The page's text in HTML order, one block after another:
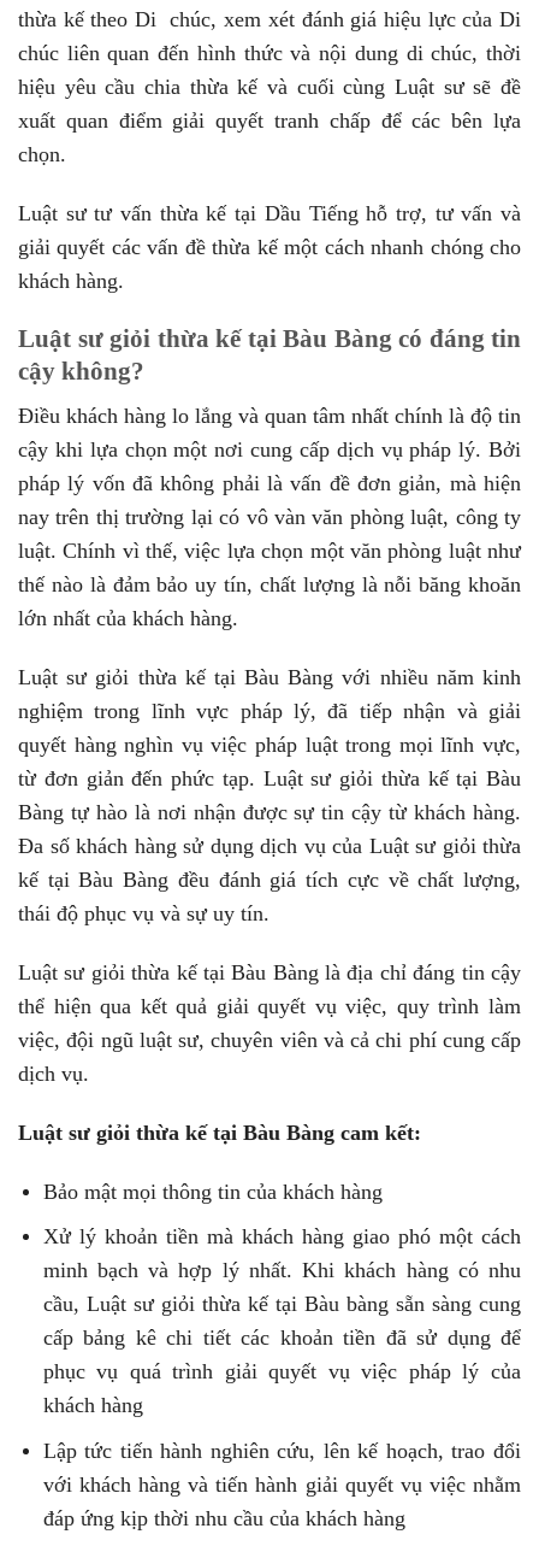
thừa kế theo Di chúc, xem xét đánh giá hiệu lực của Di
chúc liên quan đến hình thức và nội dung di chúc, thời
hiệu yêu cầu chia thừa kế và cuối cùng Luật sư sẽ đề
xuất quan điểm giải quyết tranh chấp để các bên lựa
chọn.
Luật sư tư vấn thừa kế tại Dầu Tiếng hỗ trợ, tư vấn và
giải quyết các vấn đề thừa kế một cách nhanh chóng cho
khách hàng.
Luật sư giỏi thừa kế tại Bàu Bàng có đáng tin
cậy không?
Điều khách hàng lo lắng và quan tâm nhất chính là độ tin
cậy khi lựa chọn một nơi cung cấp dịch vụ pháp lý. Bởi
pháp lý vốn đã không phải là vấn đề đơn giản, mà hiện
nay trên thị trường lại có vô vàn văn phòng luật, công ty
luật. Chính vì thế, việc lựa chọn một văn phòng luật như
thế nào là đảm bảo uy tín, chất lượng là nỗi băng khoăn
lớn nhất của khách hàng.
Luật sư giỏi thừa kế tại Bàu Bàng với nhiều năm kinh
nghiệm trong lĩnh vực pháp lý, đã tiếp nhận và giải
quyết hàng nghìn vụ việc pháp luật trong mọi lĩnh vực,
từ đơn giản đến phức tạp. Luật sư giỏi thừa kế tại Bàu
Bàng tự hào là nơi nhận được sự tin cậy từ khách hàng.
Đa số khách hàng sử dụng dịch vụ của Luật sư giỏi thừa
kế tại Bàu Bàng đều đánh giá tích cực về chất lượng,
thái độ phục vụ và sự uy tín.
Luật sư giỏi thừa kế tại Bàu Bàng là địa chỉ đáng tin cậy
thể hiện qua kết quả giải quyết vụ việc, quy trình làm
việc, đội ngũ luật sư, chuyên viên và cả chi phí cung cấp
dịch vụ.
Luật sư giỏi thừa kế tại Bàu Bàng cam kết:
Bảo mật mọi thông tin của khách hàng
Xử lý khoản tiền mà khách hàng giao phó một cách
minh bạch và hợp lý nhất. Khi khách hàng có nhu
cầu, Luật sư giỏi thừa kế tại Bàu bàng sẵn sàng cung
cấp bảng kê chi tiết các khoản tiền đã sử dụng để
phục vụ quá trình giải quyết vụ việc pháp lý của
khách hàng
Lập tức tiến hành nghiên cứu, lên kế hoạch, trao đổi
với khách hàng và tiến hành giải quyết vụ việc nhằm
đáp ứng kịp thời nhu cầu của khách hàng